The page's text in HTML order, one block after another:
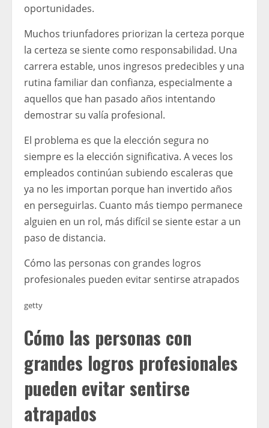
oportunidades.
Muchos triunfadores priorizan la certeza porque
la certeza se siente como responsabilidad. Una
carrera estable, unos ingresos predecibles y una
rutina familiar dan confianza, especialmente a
aquellos que han pasado años intentando
demostrar su valía profesional.
El problema es que la elección segura no
siempre es la elección significativa. A veces los
empleados continúan subiendo escaleras que
ya no les importan porque han invertido años
en perseguirlas. Cuanto más tiempo permanece
alguien en un rol, más difícil se siente estar a un
paso de distancia.
Cómo las personas con grandes logros
profesionales pueden evitar sentirse atrapados
getty
Cómo las personas con
grandes logros profesionales
pueden evitar sentirse
atrapados